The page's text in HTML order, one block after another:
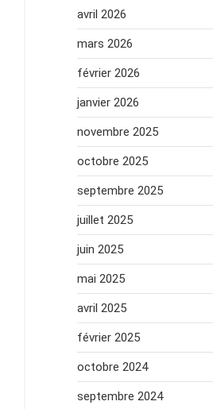
avril 2026
mars 2026
février 2026
janvier 2026
novembre 2025
octobre 2025
septembre 2025
juillet 2025
juin 2025
mai 2025
avril 2025
février 2025
octobre 2024
septembre 2024